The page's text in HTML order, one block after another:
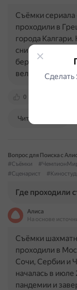
0
Съёмки
проходили в
города
снимались
береговая
Читать далее
Вопрос для Поиска с
#Съёмки
#Сценарист
Где проходили
Алиса
На основе
Съёмки
проходили в
Сочи, Сербии и
началась в июле
пандемии и
Сделать